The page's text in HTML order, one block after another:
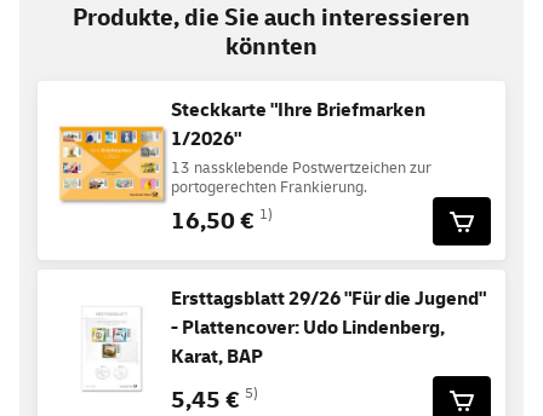
Produkte, die Sie auch interessieren
könnten
Steckkarte "Ihre Briefmarken
1/2026"
13 nassklebende Postwertzeichen zur
portogerechten Frankierung.
16,50 € 1)
Ersttagsblatt 29/26 "Für die Jugend"
- Plattencover: Udo Lindenberg,
Karat, BAP
5,45 € 5)